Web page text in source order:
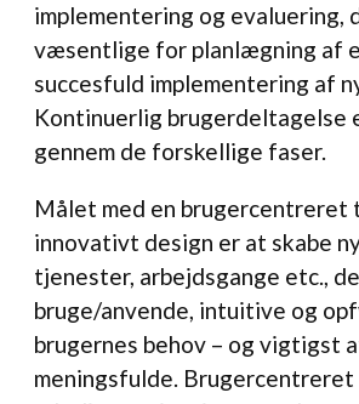
implementering og evaluering,
væsentlige for planlægning af
succesfuld implementering af
Kontinuerlig brugerdeltagelse
gennem de forskellige faser.
Målet med en brugercentreret
innovativt design er at skabe
tjenester, arbejdsgange etc.,
bruge/anvende, intuitive og
brugernes behov – og vigtigst
meningsfulde. Brugercentreret